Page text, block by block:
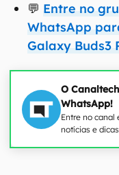
💬 Entre no
WhatsApp
Galaxy Buds3
O
WhatsApp!
Entre no canal
notícias e